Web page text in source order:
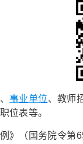
、事业单位、教师
位表等。
》（国务院令第